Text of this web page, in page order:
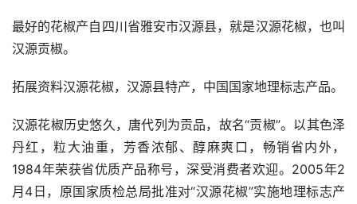
最好的花椒产自四川省雅安市汉源县，就是汉源花椒，也叫
汉源贡椒。
拓展资料汉源花椒，汉源县特产，中国国家地理标志产品。
汉源花椒历史悠久，唐代列为贡品，故名“贡椒”。以其色泽
丹红，粒大油重，芳香浓郁、醇麻爽口，畅销省内外，
1984年荣获省优质产品称号，深受消费者欢迎。2005年2
月4日，原国家质检总局批准对“汉源花椒”实施地理标志产